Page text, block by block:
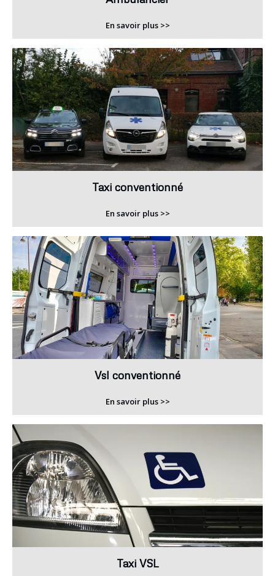
En savoir plus >>
Taxi conventionné
En savoir plus >>
Vsl conventionné
En savoir plus >>
Taxi VSL